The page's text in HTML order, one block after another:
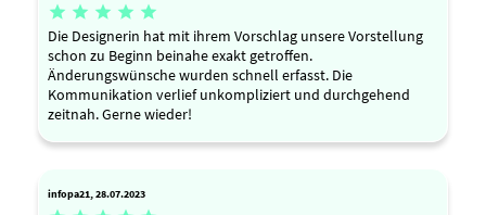
    
Die Designerin hat mit ihrem Vorschlag unsere Vorstellung
schon zu Beginn beinahe exakt getroffen.
Änderungswünsche wurden schnell erfasst. Die
Kommunikation verlief unkompliziert und durchgehend
zeitnah. Gerne wieder!
infopa21, 28.07.2023